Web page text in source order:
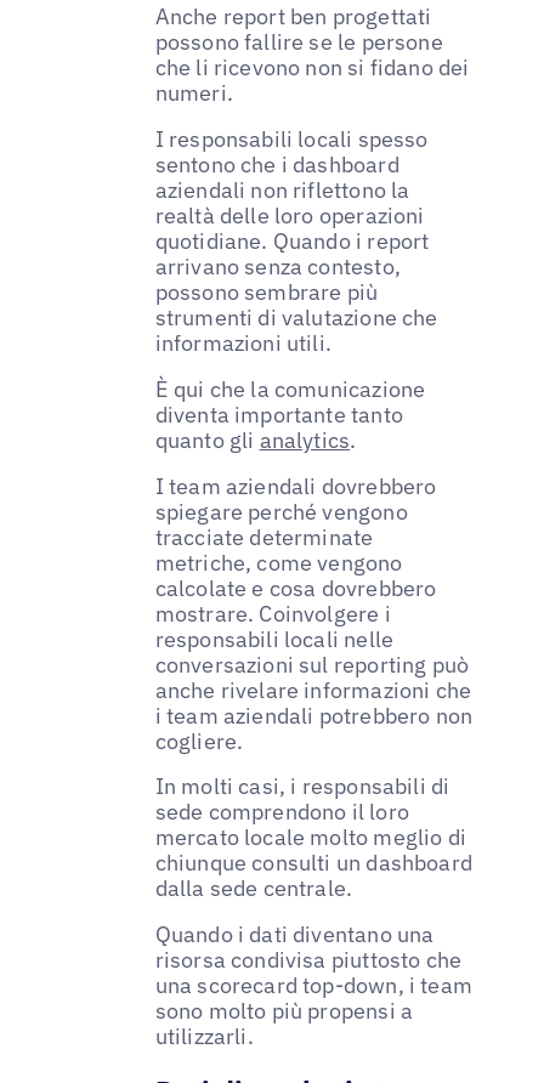
Anche report ben progettati
possono fallire se le persone
che li ricevono non si fidano dei
numeri.
I responsabili locali spesso
sentono che i dashboard
aziendali non riflettono la
realtà delle loro operazioni
quotidiane. Quando i report
arrivano senza contesto,
possono sembrare più
strumenti di valutazione che
informazioni utili.
È qui che la comunicazione
diventa importante tanto
quanto gli analytics.
I team aziendali dovrebbero
spiegare perché vengono
tracciate determinate
metriche, come vengono
calcolate e cosa dovrebbero
mostrare. Coinvolgere i
responsabili locali nelle
conversazioni sul reporting può
anche rivelare informazioni che
i team aziendali potrebbero non
cogliere.
In molti casi, i responsabili di
sede comprendono il loro
mercato locale molto meglio di
chiunque consulti un dashboard
dalla sede centrale.
Quando i dati diventano una
risorsa condivisa piuttosto che
una scorecard top-down, i team
sono molto più propensi a
utilizzarli.